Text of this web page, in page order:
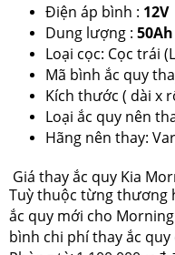
Điện áp bình : 12V
Dung lượng : 50Ah
Loại cọc: Cọc trái
Mã bình ắc quy
Kích thước ( dài x
Loại ắc quy nên
Hãng nên thay:
Giá thay ắc quy Kia
Tuỳ thuộc từng thương
ắc quy mới cho
bình chi phí thay ắc